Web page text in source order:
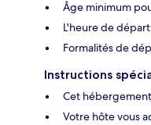
Âge minimum
L'heure de
Formalités de
Instructions
Cet
Votre hôte vous